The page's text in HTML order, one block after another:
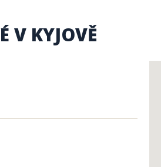
V KYJOVĚ